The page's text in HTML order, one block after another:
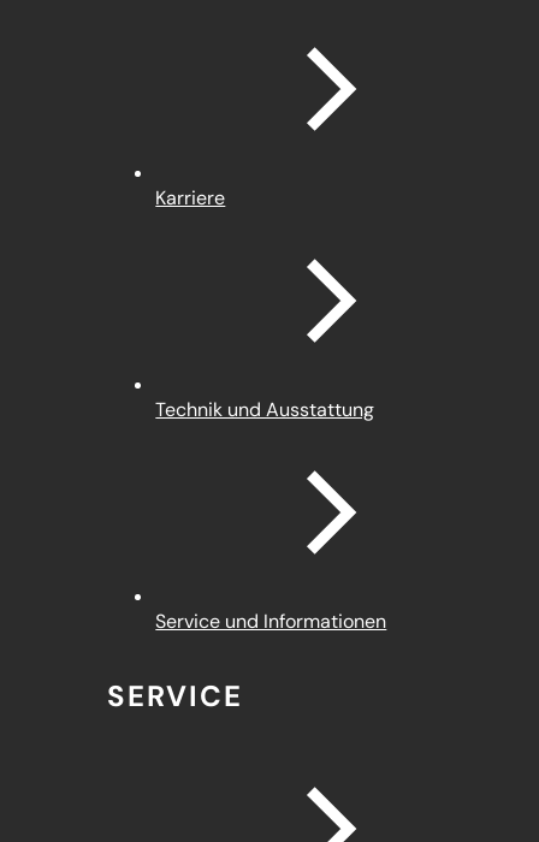
Karriere
Technik und Ausstattung
Service und Informationen
SERVICE